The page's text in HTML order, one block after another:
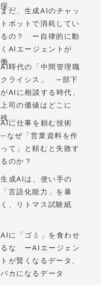
採...
まだ、生成AIのチャッ
トボットで消耗してい
るの？ ー自律的に動
くAIエージェントが
働...
AI時代の「中間管理職
クライシス」 —部下
がAIに相談する時代、
上司の価値はどこに
残...
AIに仕事を頼む技術
—なぜ「営業資料を作
って」と頼むと失敗す
るのか？
生成AIは、使い手の
「言語化能力」を暴
く、リトマス試験紙
AIに「ゴミ」を食わせ
るな ーAIエージェン
トが賢くなるデータ、
バカになるデータ